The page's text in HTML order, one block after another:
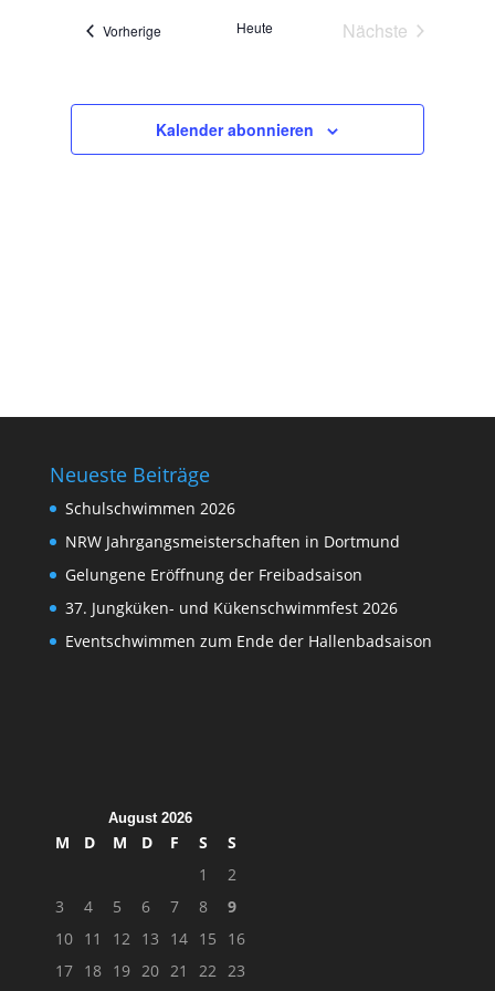
Vorherige Veranstaltungen
Heute
Nächste
Kalender abonnieren
Neueste Beiträge
Schulschwimmen 2026
NRW Jahrgangsmeisterschaften in Dortmund
Gelungene Eröffnung der Freibadsaison
37. Jungküken- und Kükenschwimmfest 2026
Eventschwimmen zum Ende der Hallenbadsaison
August 2026
M D M D F S
S
1
2
3
4 5 6 7 8
9
10 11 12 13 14 15
16
17 18 19 20 21 22 23